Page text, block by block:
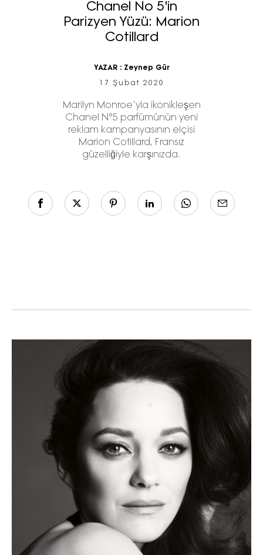
Chanel No 5'in
Parizyen Yüzü: Marion
Cotillard
YAZAR : Zeynep Gür
17 Şubat 2020
Marilyn Monroe’yla ikonikleşen
Chanel N°5 parfümünün yeni
reklam kampanyasının elçisi
Marion Cotillard, Fransız
güzelliğiyle karşınızda.